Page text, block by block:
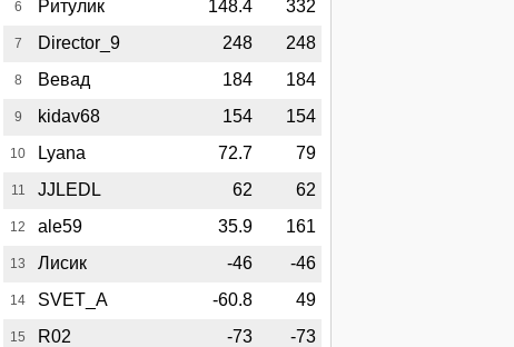
6 Ритулик 148.4 332
7 Director_9 248 248
8 Вевад 184 184
9 kidav68 154 154
10 Lyana 72.7 79
11 JJLEDL 62 62
12 ale59 35.9 161
13 Лисик -46 -46
14 SVET_A -60.8 49
15 R02 -73 -73